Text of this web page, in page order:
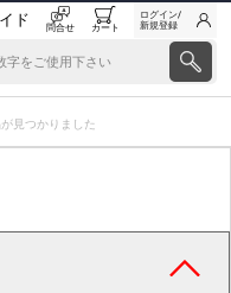
ド 問合せ カート
ログイン/
新規登録
見つかりました